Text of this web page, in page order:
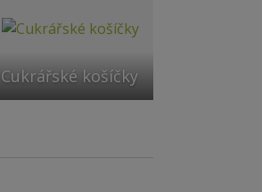
Cukrářské košíčky